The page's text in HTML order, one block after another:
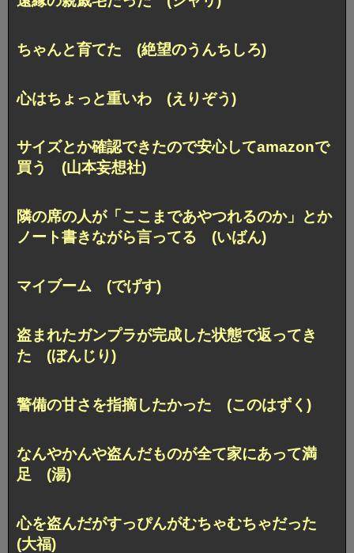
ちゃんと育てた (絶望のうんちしろ)
心はちょっと重いわ (えりぞう)
サイズとか確認できたので安心してamazonで
買う (山本妄想社)
隣の席の人が「ここまであやつれるのか」とか
ノート書きながら言ってる (いばん)
マイブーム (でげす)
盗まれたガンプラが完成した状態で返ってき
た (ぼんじり)
警備の甘さを指摘したかった (このはずく)
なんやかんや盗んだものが全て家にあって満
足 (湯)
心を盗んだがすっぴんがむちゃむちゃだった
(大福)